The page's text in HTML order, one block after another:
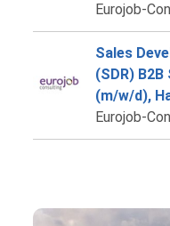
Eurojob-
Sales
(SDR)
(m/w/d),
Eurojob-